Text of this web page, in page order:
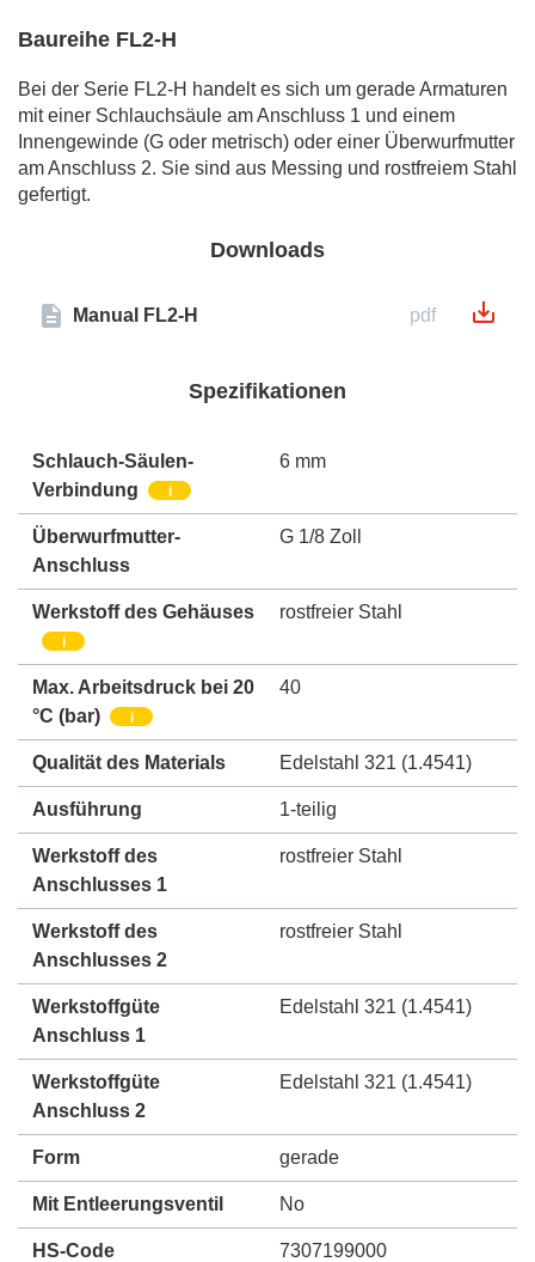
Baureihe FL2-H
Bei der Serie FL2-H handelt es sich um gerade Armaturen
mit einer Schlauchsäule am Anschluss 1 und einem
Innengewinde (G oder metrisch) oder einer Überwurfmutter
am Anschluss 2. Sie sind aus Messing und rostfreiem Stahl
gefertigt.
Downloads
Manual FL2-H pdf
Spezifikationen
Schlauch-Säulen-
Verbindung
i
6 mm
Überwurfmutter-
Anschluss
G 1/8 Zoll
Werkstoff des Gehäuses
i
rostfreier Stahl
Max. Arbeitsdruck bei 20
°C (bar)
i
40
Qualität des Materials Edelstahl 321 (1.4541)
Ausführung 1-teilig
Werkstoff des
Anschlusses 1
rostfreier Stahl
Werkstoff des
Anschlusses 2
rostfreier Stahl
Werkstoffgüte
Anschluss 1
Edelstahl 321 (1.4541)
Werkstoffgüte
Anschluss 2
Edelstahl 321 (1.4541)
Form gerade
Mit Entleerungsventil No
HS-Code 7307199000